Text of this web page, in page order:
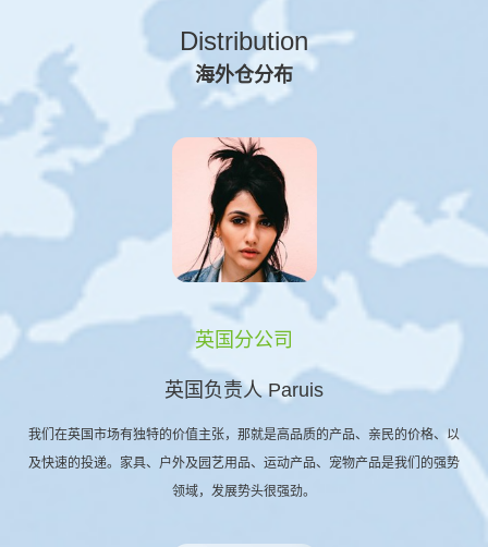
Distribution
海外仓分布
英国分公司
英国负责人 Paruis
我们在英国市场有独特的价值主张，那就是高品质的产品、亲民的价格、以
及快速的投递。家具、户外及园艺用品、运动产品、宠物产品是我们的强势
领域，发展势头很强劲。